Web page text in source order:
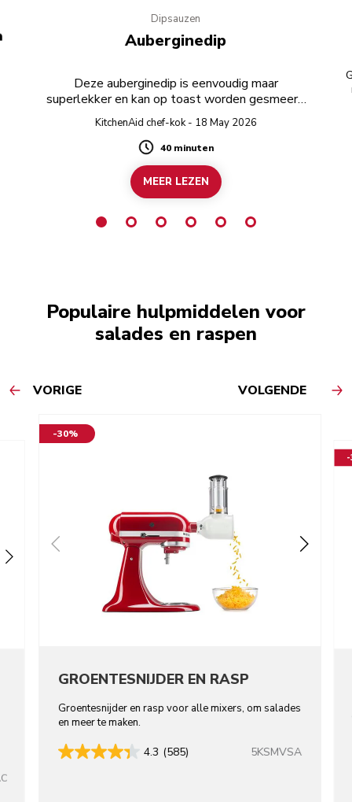
Dipsauzen
Auberginedip
Deze auberginedip is eenvoudig maar
superlekker en kan op toast worden gesmeerd
of worden geserveerd als een partydip.
KitchenAid chef-kok - 18 May 2026
Duration
40 minuten
MEER LEZEN
Populaire hulpmiddelen voor
salades en raspen
VORIGE VOLGENDE
-30%
GROENTESNIJDER EN RASP
Groentesnijder en rasp voor alle mixers, om salades
en meer te maken.
4.3 (585) 5KSMVSA
-